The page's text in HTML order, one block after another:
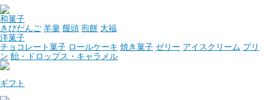
和菓子
きびだんご 羊羹 饅頭 煎餅 大福
洋菓子
チョコレート菓子 ロールケーキ 焼き菓子 ゼリー アイスクリーム プリ
ン 飴・ドロップス・キャラメル
ギフト